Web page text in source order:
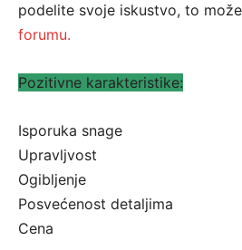
podelite svoje iskustvo, to
forumu.
Pozitivne karakteristike:
Isporuka snage
Upravljvost
Ogibljenje
Posvećenost detaljima
Cena